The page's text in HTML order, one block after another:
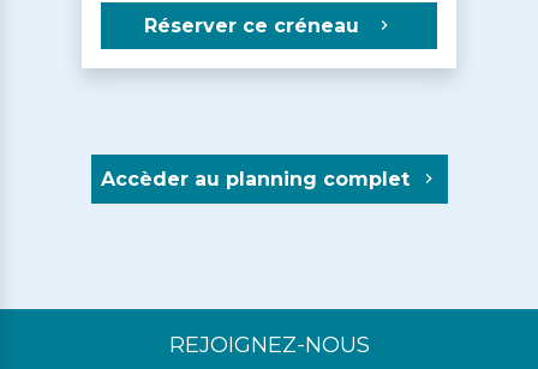
Réserver ce créneau
Accèder au planning complet
REJOIGNEZ-NOUS